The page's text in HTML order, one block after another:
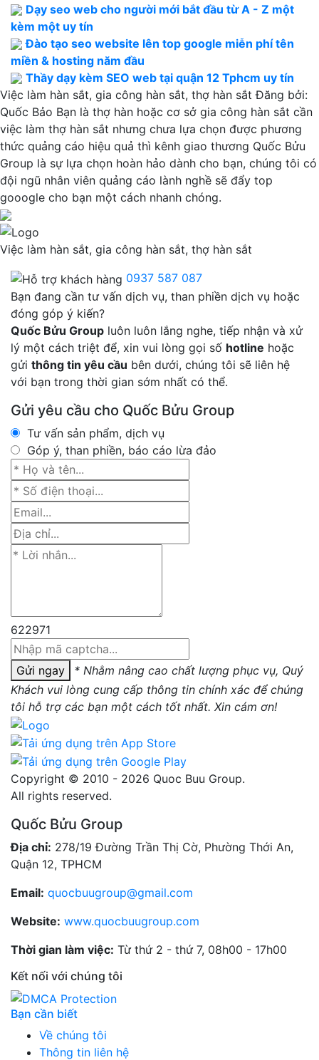
Dạy seo web cho người mới bắt đầu từ A - Z một
kèm một uy tín
Đào tạo seo website lên top google miễn phí tên
miền & hosting năm đầu
Thầy dạy kèm SEO web tại quận 12 Tphcm uy tín
Việc làm hàn sắt, gia công hàn sắt, thợ hàn sắt Đăng bởi:
Quốc Bảo Bạn là thợ hàn hoặc cơ sở gia công hàn sắt cần
việc làm thợ hàn sắt nhưng chưa lựa chọn được phương
thức quảng cáo hiệu quả thì kênh giao thương Quốc Bửu
Group là sự lựa chọn hoàn hảo dành cho bạn, chúng tôi có
đội ngũ nhân viên quảng cáo lành nghề sẽ đẩy top
gooogle cho bạn một cách nhanh chóng.
Việc làm hàn sắt, gia công hàn sắt, thợ hàn sắt
0937 587 087
Bạn đang cần tư vấn dịch vụ, than phiền dịch vụ hoặc
đóng góp ý kiến?
Quốc Bửu Group luôn luôn lắng nghe, tiếp nhận và xử
lý một cách triệt để, xin vui lòng gọi số hotline hoặc
gửi thông tin yêu cầu bên dưới, chúng tôi sẽ liên hệ
với bạn trong thời gian sớm nhất có thể.
Gửi yêu cầu cho Quốc Bửu Group
Tư vấn sản phẩm, dịch vụ
Góp ý, than phiền, báo cáo lừa đảo
622971
Gửi ngay
* Nhằm nâng cao chất lượng phục vụ, Quý
Khách vui lòng cung cấp thông tin chính xác để chúng
tôi hỗ trợ các bạn một cách tốt nhất. Xin cám ơn!
Copyright © 2010 - 2026 Quoc Buu Group.
All rights reserved.
Quốc Bửu Group
Địa chỉ: 278/19 Đường Trần Thị Cờ, Phường Thới An,
Quận 12, TPHCM
Email: quocbuugroup@gmail.com
Website: www.quocbuugroup.com
Thời gian làm việc: Từ thứ 2 - thứ 7, 08h00 - 17h00
Kết nối với chúng tôi
Bạn cần biết
Về chúng tôi
Thông tin liên hệ